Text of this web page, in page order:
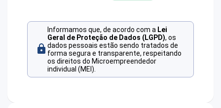
Informamos que, de acordo com a Lei
Geral de Proteção de Dados (LGPD), os
dados pessoais estão sendo tratados de
forma segura e transparente, respeitando
os direitos do Microempreendedor
individual (MEI).